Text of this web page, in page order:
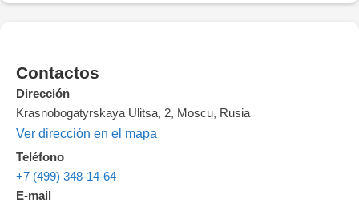
Contactos
Dirección
Krasnobogatyrskaya Ulitsa, 2, Moscu, Rusia
Ver dirección en el mapa
Teléfono
+7 (499) 348-14-64
E-mail